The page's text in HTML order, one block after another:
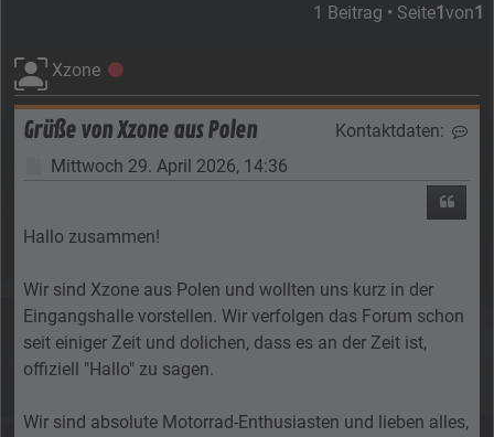
1 Beitrag • Seite1von1
Xzone Offline
Grüße von Xzone aus Polen Kontaktdaten:
Beitrag
Mittwoch 29. April 2026, 14:36
Hallo zusammen!
Wir sind Xzone aus Polen und wollten uns kurz in der
Eingangshalle vorstellen. Wir verfolgen das Forum schon
seit einiger Zeit und dolichen, dass es an der Zeit ist,
offiziell "Hallo" zu sagen.
Wir sind absolute Motorrad-Enthusiasten und lieben alles,